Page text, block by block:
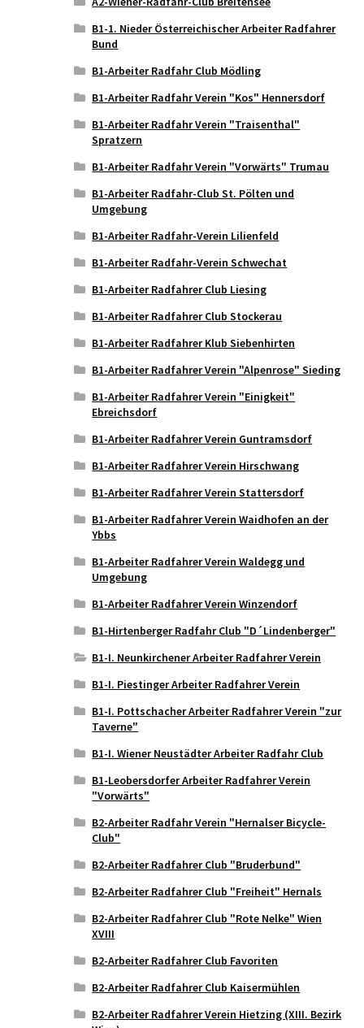
B1-1. Nieder Österreichischer Arbeiter Radfahrer
Bund
B1-Arbeiter Radfahr Club Mödling
B1-Arbeiter Radfahr Verein "Kos" Hennersdorf
B1-Arbeiter Radfahr Verein "Traisenthal"
Spratzern
B1-Arbeiter Radfahr Verein "Vorwärts" Trumau
B1-Arbeiter Radfahr-Club St. Pölten und
Umgebung
B1-Arbeiter Radfahr-Verein Lilienfeld
B1-Arbeiter Radfahr-Verein Schwechat
B1-Arbeiter Radfahrer Club Liesing
B1-Arbeiter Radfahrer Club Stockerau
B1-Arbeiter Radfahrer Klub Siebenhirten
B1-Arbeiter Radfahrer Verein "Alpenrose" Sieding
B1-Arbeiter Radfahrer Verein "Einigkeit"
Ebreichsdorf
B1-Arbeiter Radfahrer Verein Guntramsdorf
B1-Arbeiter Radfahrer Verein Hirschwang
B1-Arbeiter Radfahrer Verein Stattersdorf
B1-Arbeiter Radfahrer Verein Waidhofen an der
Ybbs
B1-Arbeiter Radfahrer Verein Waldegg und
Umgebung
B1-Arbeiter Radfahrer Verein Winzendorf
B1-Hirtenberger Radfahr Club "D´Lindenberger"
B1-I. Neunkirchener Arbeiter Radfahrer Verein
B1-I. Piestinger Arbeiter Radfahrer Verein
B1-I. Pottschacher Arbeiter Radfahrer Verein "zur
Taverne"
B1-I. Wiener Neustädter Arbeiter Radfahr Club
B1-Leobersdorfer Arbeiter Radfahrer Verein
"Vorwärts"
B2-Arbeiter Radfahr Verein "Hernalser Bicycle-
Club"
B2-Arbeiter Radfahrer Club "Bruderbund"
B2-Arbeiter Radfahrer Club "Freiheit" Hernals
B2-Arbeiter Radfahrer Club "Rote Nelke" Wien
XVIII
B2-Arbeiter Radfahrer Club Favoriten
B2-Arbeiter Radfahrer Club Kaisermühlen
B2-Arbeiter Radfahrer Verein Hietzing (XIII. Bezirk